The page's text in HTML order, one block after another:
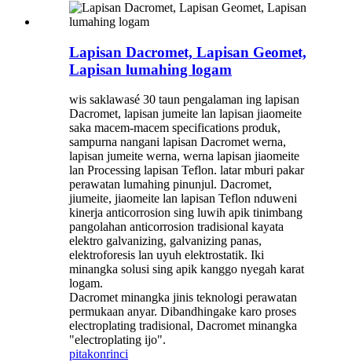
Lapisan Dacromet, Lapisan Geomet,
Lapisan lumahing logam
wis saklawasé 30 taun pengalaman ing lapisan
Dacromet, lapisan jumeite lan lapisan jiaomeite
saka macem-macem specifications produk,
sampurna nangani lapisan Dacromet werna,
lapisan jumeite werna, werna lapisan jiaomeite
lan Processing lapisan Teflon. latar mburi pakar
perawatan lumahing pinunjul. Dacromet,
jiumeite, jiaomeite lan lapisan Teflon nduweni
kinerja anticorrosion sing luwih apik tinimbang
pangolahan anticorrosion tradisional kayata
elektro galvanizing, galvanizing panas,
elektroforesis lan uyuh elektrostatik. Iki
minangka solusi sing apik kanggo nyegah karat
logam.
Dacromet minangka jinis teknologi perawatan
permukaan anyar. Dibandhingake karo proses
electroplating tradisional, Dacromet minangka
"electroplating ijo".
pitakonrinci